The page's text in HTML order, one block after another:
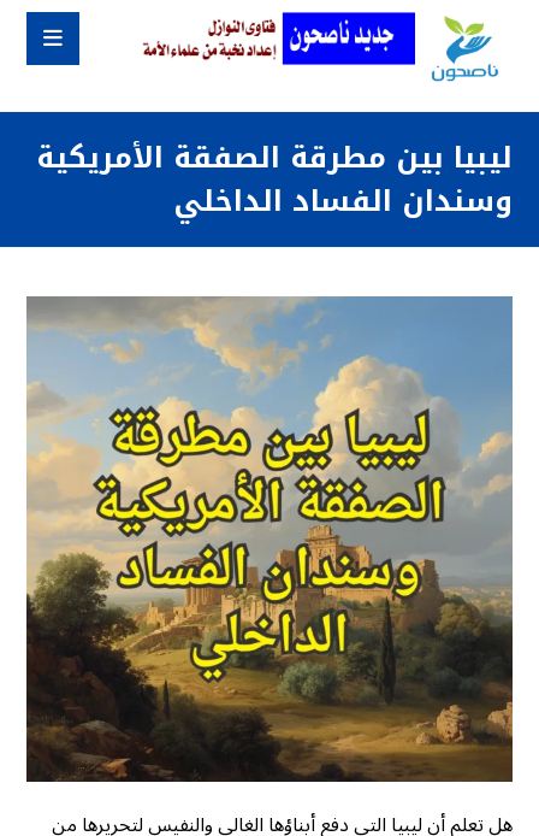
ليبيا بين مطرقة الصفقة الأمريكية
وسندان الفساد الداخلي
هل تعلم أن ليبيا التي دفع أبناؤها الغالي والنفيس لتحريرها من